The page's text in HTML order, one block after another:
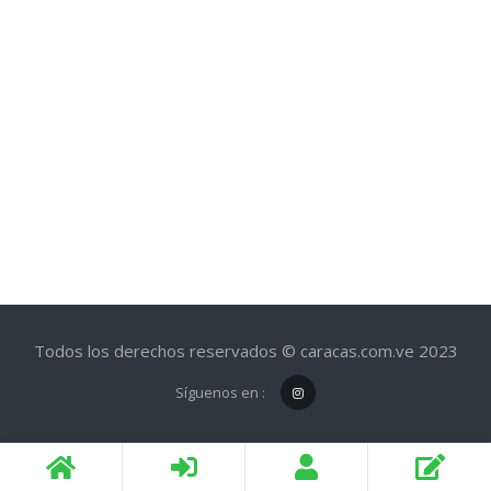
Todos los derechos reservados © caracas.com.ve 2023
Síguenos en :